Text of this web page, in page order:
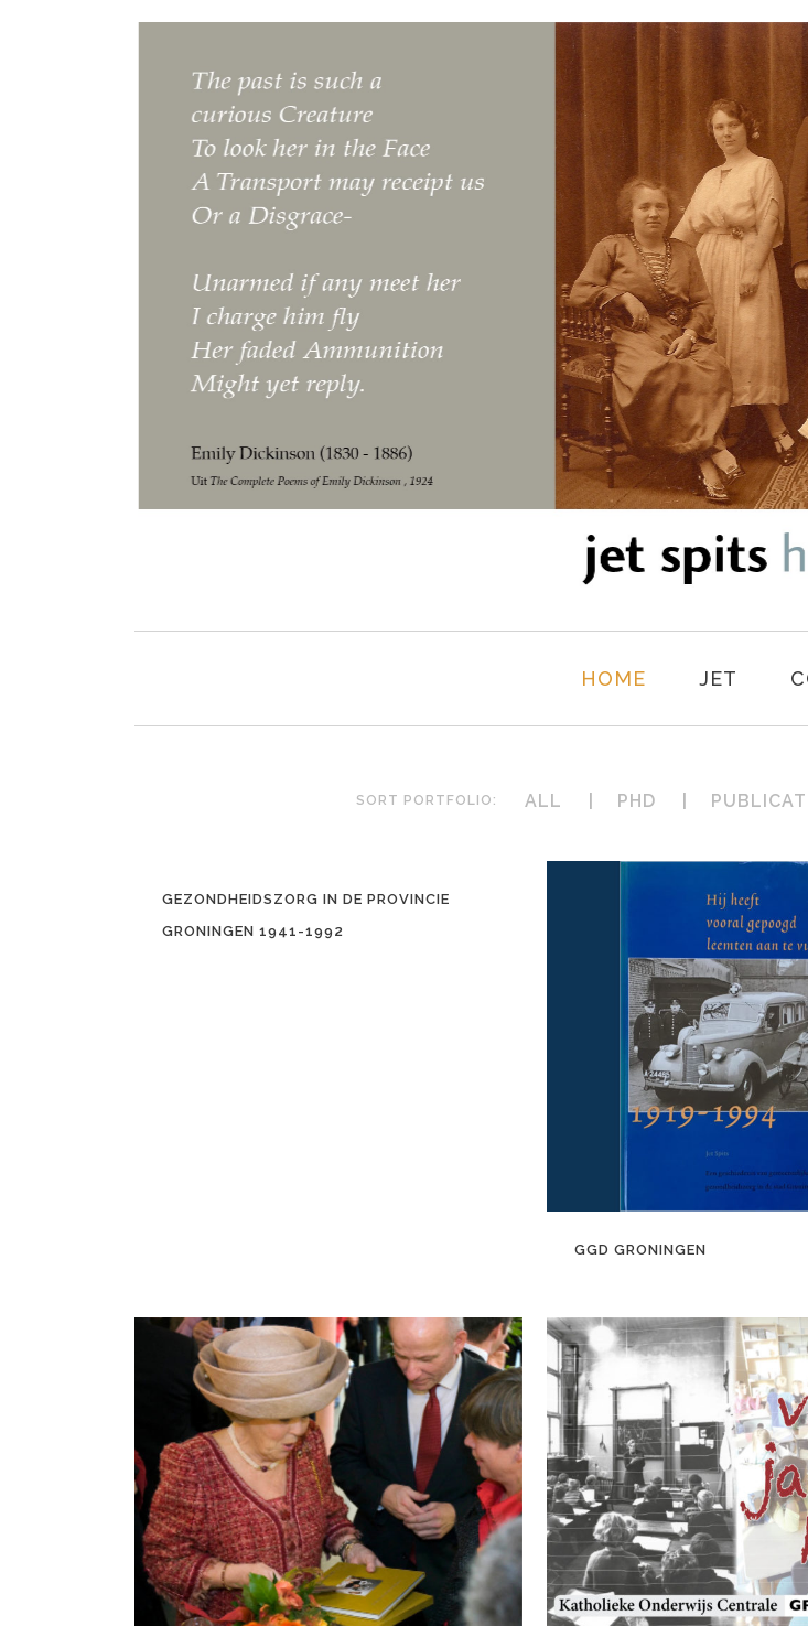
HOME JET
SORT PORTFOLIO: ALL PHD
GEZONDHEIDSZORG IN DE PROVINCIE
GRONINGEN 1941-1992
GGD GRONINGEN